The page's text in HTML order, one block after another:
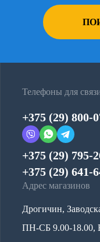
Телефоны для
+375 (29) 800-
+375 (29) 795-
+375 (29) 641-
Адрес магазинов
Дрогичин,
ПН-СБ 9.00-18.00,